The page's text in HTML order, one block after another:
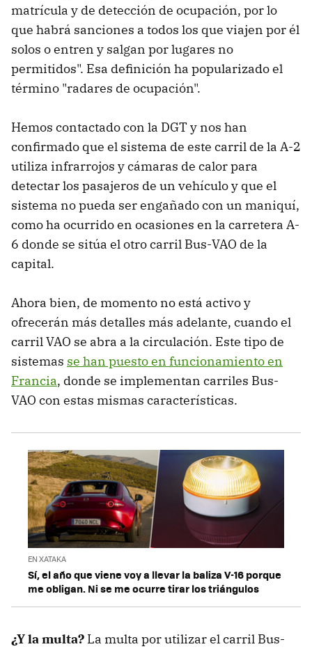
matrícula y de detección de ocupación, por lo
que habrá sanciones a todos los que viajen por él
solos o entren y salgan por lugares no
permitidos". Esa definición ha popularizado el
término "radares de ocupación".
Hemos contactado con la DGT y nos han
confirmado que el sistema de este carril de la A-2
utiliza infrarrojos y cámaras de calor para
detectar los pasajeros de un vehículo y que el
sistema no pueda ser engañado con un maniquí,
como ha ocurrido en ocasiones en la carretera A-
6 donde se sitúa el otro carril Bus-VAO de la
capital.
Ahora bien, de momento no está activo y
ofrecerán más detalles más adelante, cuando el
carril VAO se abra a la circulación. Este tipo de
sistemas se han puesto en funcionamiento en
Francia, donde se implementan carriles Bus-
VAO con estas mismas características.
EN XATAKA
Sí, el año que viene voy a llevar la baliza V-16 porque
me obligan. Ni se me ocurre tirar los triángulos
¿Y la multa? La multa por utilizar el carril Bus-